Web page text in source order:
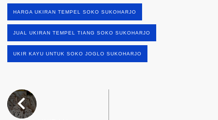
HARGA UKIRAN TEMPEL SOKO SUKOHARJO
JUAL UKIRAN TEMPEL TIANG SOKO SUKOHARJO
UKIR KAYU UNTUK SOKO JOGLO SUKOHARJO